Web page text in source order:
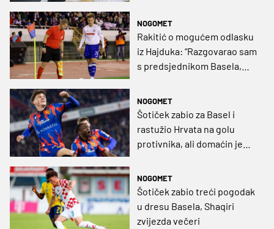
NOGOMET
Rakitić o mogućem odlasku
iz Hajduka: “Razgovarao sam
s predsjednikom Basela,
NOGOMET
Šotiček zabio za Basel i
rastužio Hrvata na golu
protivnika, ali domaćin je
NOGOMET
Šotiček zabio treći pogodak
u dresu Basela, Shaqiri
zvijezda večeri